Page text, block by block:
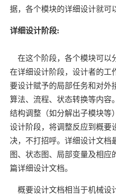
据，各个模块的详细设计就可
详细设计阶段:
在这个阶段，各个模块可以
在详细设计阶段，设计者的工
要设计赋予的局部任务和对外
算法、流程、状态转换等内容
结构调整（如分解出子模块等
设计阶段，将调整反应到概要
决，不打招呼。详细设计文档
图、状态图、局部变量及相应
篇详细设计文档。
概要设计文档相当于机械设